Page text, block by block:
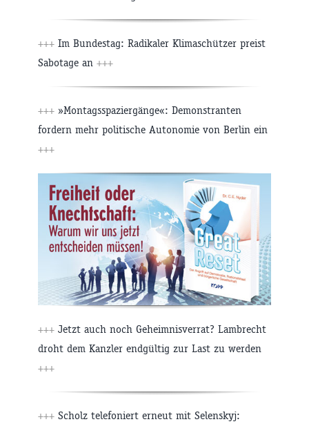
+++ Im Bundestag: Radikaler Klimaschützer preist
Sabotage an +++
+++ »Montagsspaziergänge«: Demonstranten
fordern mehr politische Autonomie von Berlin ein
+++
+++ Jetzt auch noch Geheimnisverrat? Lambrecht
droht dem Kanzler endgültig zur Last zu werden
+++
+++ Scholz telefoniert erneut mit Selenskyj: